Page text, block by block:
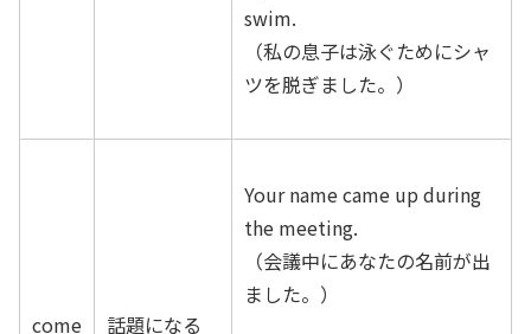
swim.
（私の息子は泳ぐためにシャ
ツを脱ぎました。）
come
話題になる
Your name came up during
the meeting.
（会議中にあなたの名前が出
ました。）